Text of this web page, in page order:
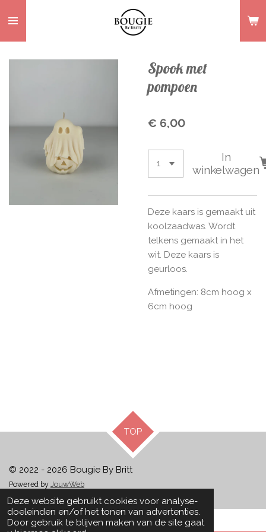
Deze website gebruikt cookies voor analyse-
doeleinden en/of het tonen van advertenties.
Door gebruik te blijven maken van de site gaat
direct
naar
Spook met
pompoen
€ 6,00
In
winkelwagen
Deze kaars is gemaakt uit
koolzaadwas. Wordt
telkens gemaakt in het
wit. Deze kaars is
geurloos.
Afmetingen: 8cm hoog x
6cm hoog
TOP
© 2022 - 2026 Bougie By Britt
Powered by JouwWeb